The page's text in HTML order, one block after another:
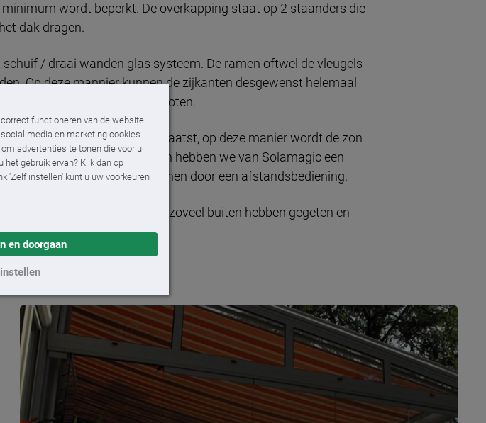
functioneren van de website
media en marketing cookies.
advertenties te tonen die voor u
het gebruik ervan? Klik dan op
'Zelf instellen' kunt u uw voorkeuren
en doorgaan
wordt beperkt. De overkapping staat op 2 staanders die
dak dragen.
/ draai wanden glas systeem. De ramen oftwel de vleugels
Op deze mannier kunnen de zijkanten desgewenst helemaal
kouder wordt helemaal gesloten.
van Markilux geplaatst, op deze manier wordt de zon
hele jaar door te gebruiken hebben we van Solamagic een
zijn beide apart te bedienen door een afstandsbediening.
dat ze nog nooit zoveel buiten hebben gegeten en
van de woonkamer.